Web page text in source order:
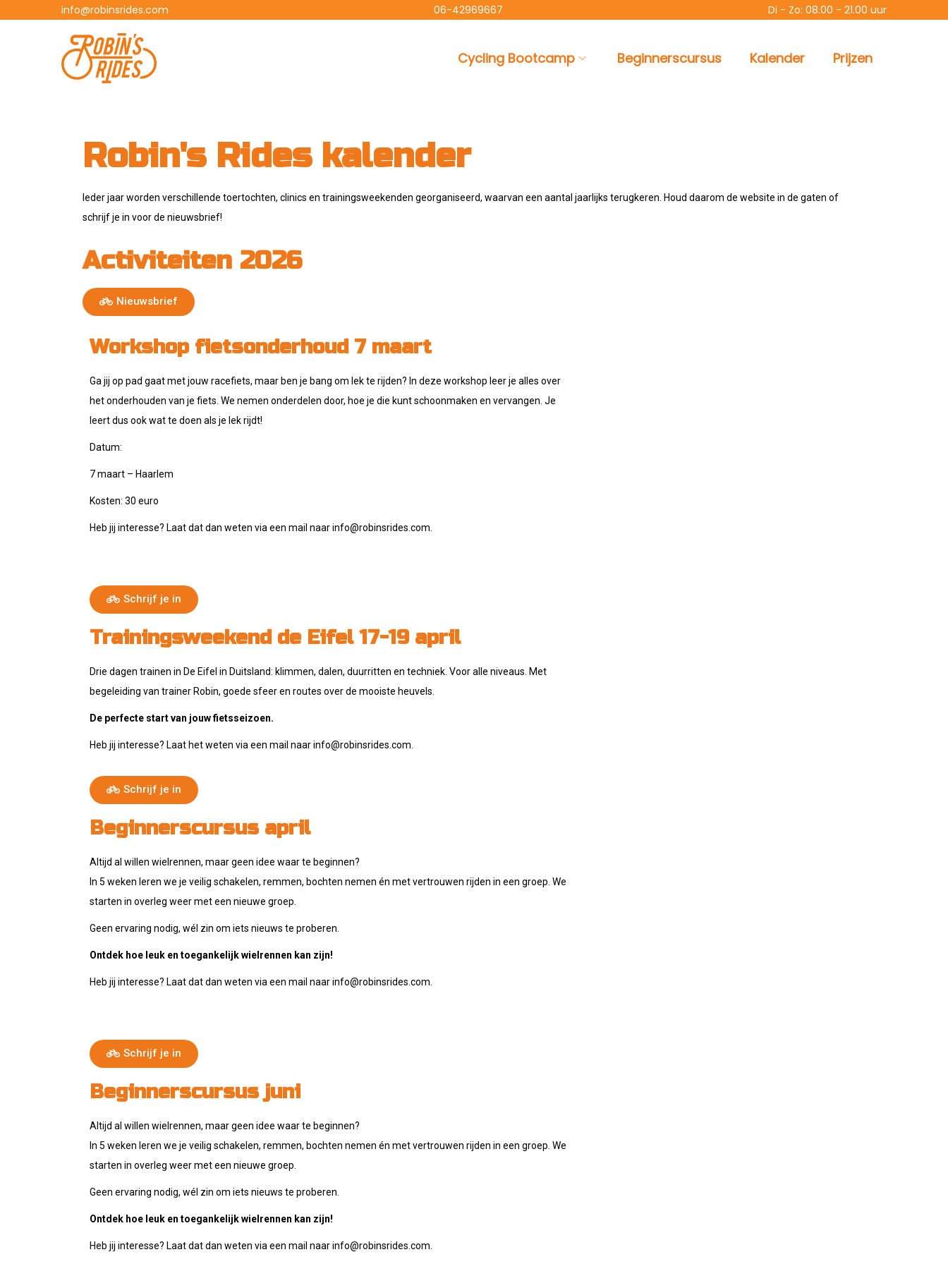
info@robinsrides.com 06-42969667 Di - Zo: 08.00 - 21.00 uur
Cycling Bootcamp Beginnerscursus Kalender Prijzen
Robin's Rides kalender
Ieder jaar worden verschillende toertochten, clinics en trainingsweekenden georganiseerd, waarvan een aantal jaarlijks terugkeren. Houd daarom de website in de gaten of
schrijf je in voor de nieuwsbrief!
Activiteiten 2026
Nieuwsbrief
Workshop fietsonderhoud 7 maart
Ga jij op pad gaat met jouw racefiets, maar ben je bang om lek te rijden? In deze workshop leer je alles over
het onderhouden van je fiets. We nemen onderdelen door, hoe je die kunt schoonmaken en vervangen. Je
leert dus ook wat te doen als je lek rijdt!
Datum:
7 maart – Haarlem
Kosten: 30 euro
Heb jij interesse? Laat dat dan weten via een mail naar info@robinsrides.com.
Schrijf je in
Trainingsweekend de Eifel 17-19 april
Drie dagen trainen in De Eifel in Duitsland: klimmen, dalen, duurritten en techniek. Voor alle niveaus. Met
begeleiding van trainer Robin, goede sfeer en routes over de mooiste heuvels.
De perfecte start van jouw fietsseizoen.
Heb jij interesse? Laat het weten via een mail naar info@robinsrides.com.
Schrijf je in
Beginnerscursus april
Altijd al willen wielrennen, maar geen idee waar te beginnen?
In 5 weken leren we je veilig schakelen, remmen, bochten nemen én met vertrouwen rijden in een groep. We
starten in overleg weer met een nieuwe groep.
Geen ervaring nodig, wél zin om iets nieuws te proberen.
Ontdek hoe leuk en toegankelijk wielrennen kan zijn!
Heb jij interesse? Laat dat dan weten via een mail naar info@robinsrides.com.
Schrijf je in
Beginnerscursus juni
Altijd al willen wielrennen, maar geen idee waar te beginnen?
In 5 weken leren we je veilig schakelen, remmen, bochten nemen én met vertrouwen rijden in een groep. We
starten in overleg weer met een nieuwe groep.
Geen ervaring nodig, wél zin om iets nieuws te proberen.
Ontdek hoe leuk en toegankelijk wielrennen kan zijn!
Heb jij interesse? Laat dat dan weten via een mail naar info@robinsrides.com.